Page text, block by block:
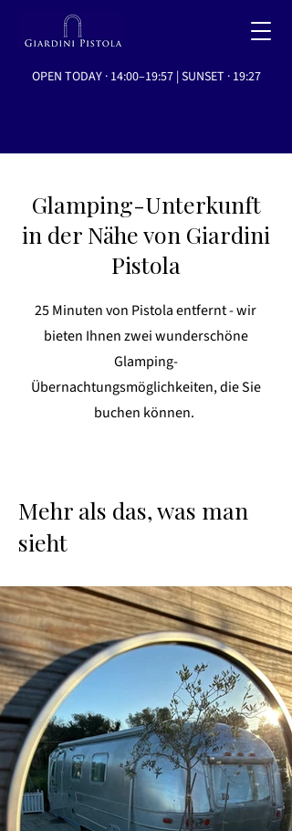
OPEN TODAY · 14:00–19:57 | SUNSET · 19:27
Glamping-Unterkunft
in der Nähe von Giardini
Pistola
25 Minuten von Pistola entfernt - wir
bieten Ihnen zwei wunderschöne
Glamping-
Übernachtungsmöglichkeiten, die Sie
buchen können.
Mehr als das, was man
sieht